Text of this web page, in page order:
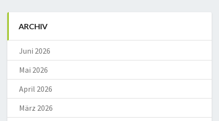
ARCHIV
Juni 2026
Mai 2026
April 2026
März 2026